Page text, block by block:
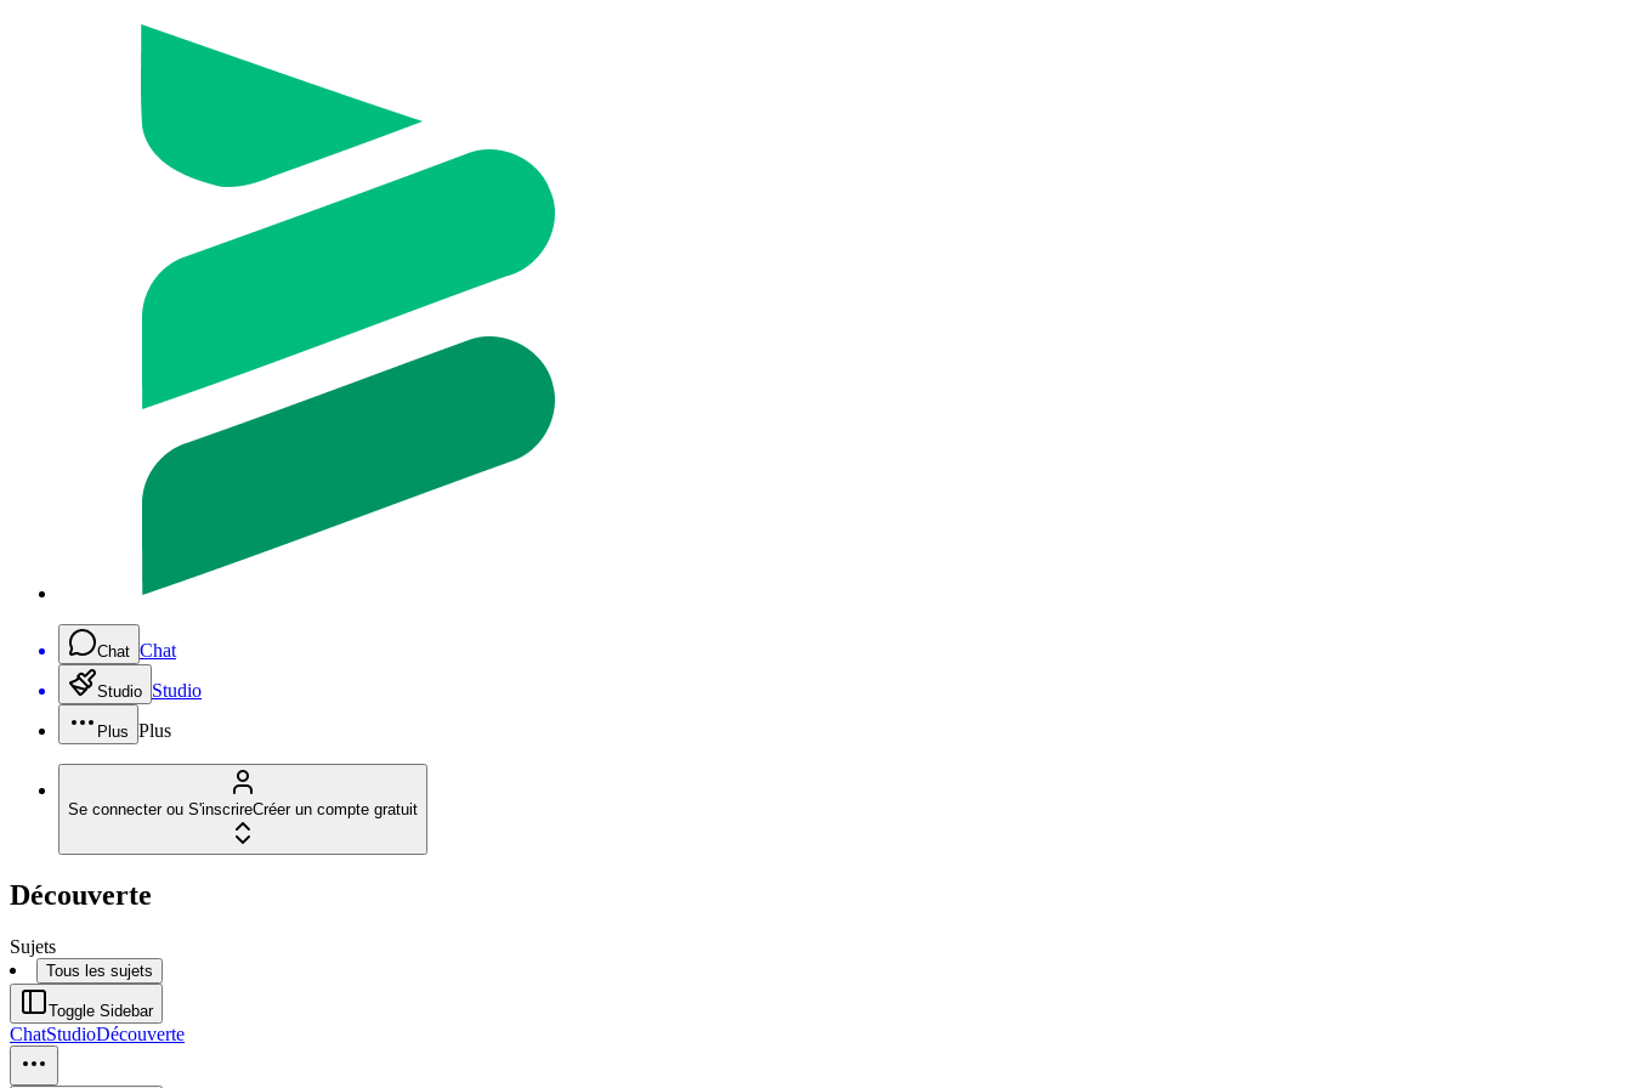
Chat Chat
Studio Studio
Plus Plus
Se connecter ou S'inscrireCréer un compte gratuit
Découverte
Sujets
Tous les sujets
Toggle Sidebar
ChatStudioDécouverte